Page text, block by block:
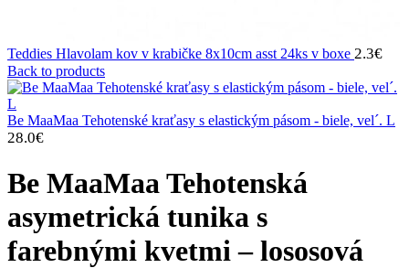
Teddies Hlavolam kov v krabičke 8x10cm asst 24ks v boxe 2.3€
Back to products
Be MaaMaa Tehotenské kraťasy s elastickým pásom - biele, vel´. L
28.0€
Be MaaMaa Tehotenská
asymetrická tunika s
farebnými kvetmi – lososová